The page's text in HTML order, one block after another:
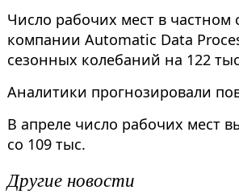
Число рабочих мест в частном
компании Automatic Data
сезонных колебаний на 122
Аналитики прогнозировали
В апреле число рабочих мест
со 109 тыс.
Другие новости